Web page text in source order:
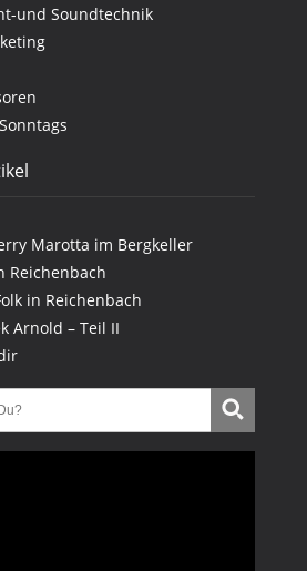
und Soundtechnik
Marotta im Bergkeller
Reichenbach
in Reichenbach
Arnold – Teil II